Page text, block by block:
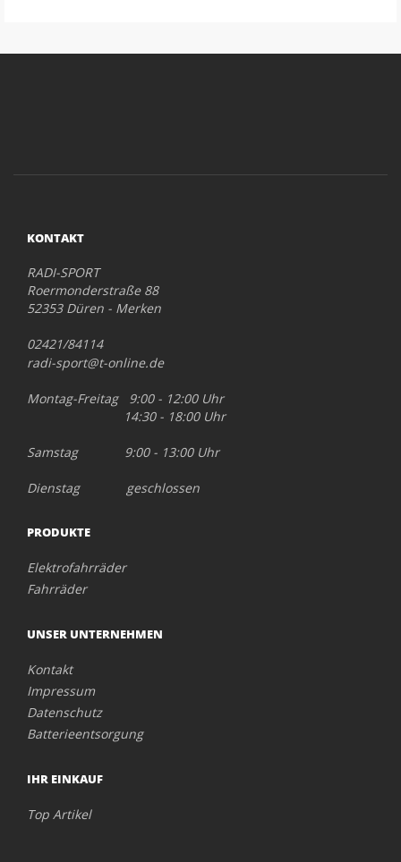
KONTAKT
RADI-SPORT
Roermonderstraße 88
52353 Düren - Merken
02421/84114
radi-sport@t-online.de
Montag-Freitag 9:00 - 12:00 Uhr
14:30 - 18:00 Uhr
Samstag 9:00 - 13:00 Uhr
Dienstag geschlossen
PRODUKTE
Elektrofahrräder
Fahrräder
UNSER UNTERNEHMEN
Kontakt
Impressum
Datenschutz
Batterieentsorgung
IHR EINKAUF
Top Artikel